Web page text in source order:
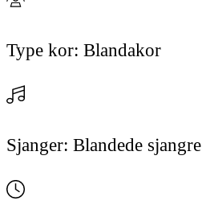
Type kor: Blandakor
Sjanger: Blandede sjangre